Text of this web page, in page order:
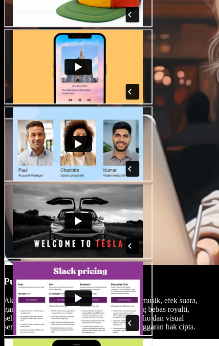
Pustaka Media Bebas Royalti
Akses pustaka besar Speechify Studio berisi musik, efek suara,
gambar, dan klip video berkualitas tinggi yang bebas royalti,
sehingga produksi Anda dapat dilengkapi audio dan visual
sempurna tanpa khawatir tanda air atau pelanggaran hak cipta.